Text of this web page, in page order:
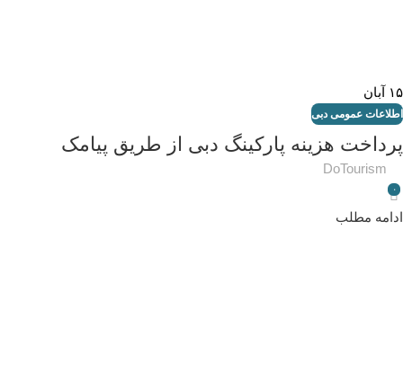
۱۵ آبان
اطلاعات عمومی دبی
پرداخت هزینه پارکینگ دبی از طریق پیامک
DoTourism
۰
ادامه مطلب